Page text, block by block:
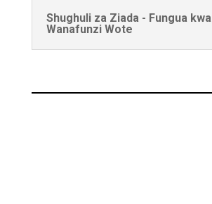
Shughuli za Ziada - Fungua kwa
Wanafunzi Wote